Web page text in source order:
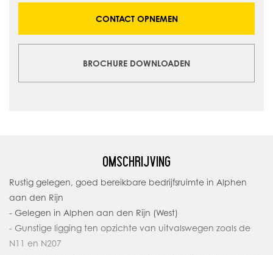
CONTACT OPNEMEN
BROCHURE DOWNLOADEN
OMSCHRIJVING
Rustig gelegen, goed bereikbare bedrijfsruimte in Alphen
aan den Rijn
- Gelegen in Alphen aan den Rijn (West)
- Gunstige ligging ten opzichte van uitvalswegen zoals de
N11 en N207